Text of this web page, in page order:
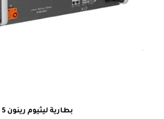
بطارية ليثيوم رينون 5 كيلو